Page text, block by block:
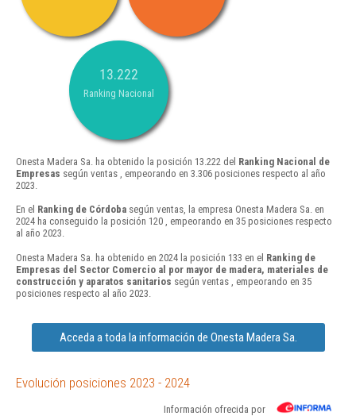
13.222
Ranking Nacional
Onesta Madera Sa. ha obtenido la posición 13.222 del Ranking Nacional de
Empresas según ventas , empeorando en 3.306 posiciones respecto al año
2023.
En el Ranking de Córdoba según ventas, la empresa Onesta Madera Sa. en
2024 ha conseguido la posición 120 , empeorando en 35 posiciones respecto
al año 2023.
Onesta Madera Sa. ha obtenido en 2024 la posición 133 en el Ranking de
Empresas del Sector Comercio al por mayor de madera, materiales de
construcción y aparatos sanitarios según ventas , empeorando en 35
posiciones respecto al año 2023.
Acceda a toda la información de Onesta Madera Sa.
Evolución posiciones 2023 - 2024
Información ofrecida por